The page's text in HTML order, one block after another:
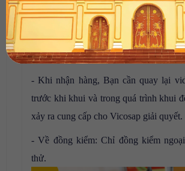
4. CHÍNH SÁCH BÁN HÀNG:
- Hỗ trợ đổi trả theo chính sách hiện
- Khi nhận hàng, Bạn cần quay lại
trước khi khui và trong quá trình khui
xảy ra cung cấp cho Vicosap giải quyết.
- Về đồng kiểm: Chỉ đồng kiểm
thử.